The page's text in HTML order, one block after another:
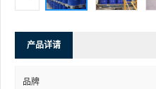
产品详请
品牌